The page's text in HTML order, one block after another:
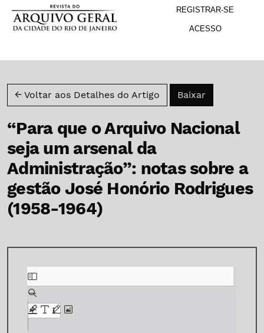
Ir para o menu de navegação principal
Ir para o conteúdo principal
Ir para o rodapé REGISTRAR-SE
ACESSO
← Voltar aos Detalhes do Artigo Baixar
“Para que o Arquivo Nacional
seja um arsenal da
Administração”: notas sobre a
gestão José Honório Rodrigues
(1958-1964)